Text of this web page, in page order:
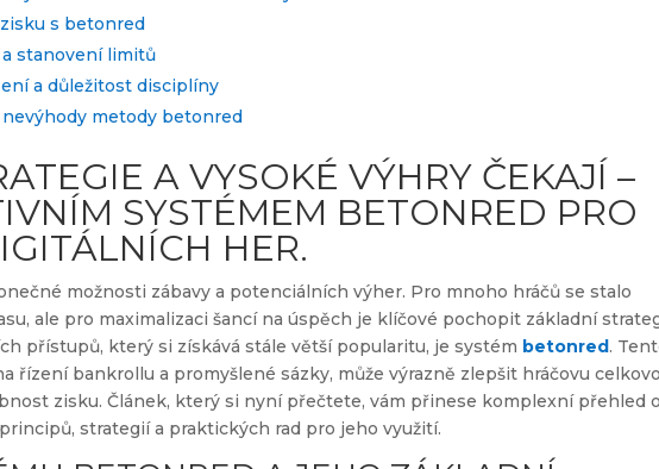
s betonred
stanovení limitů
a důležitost disciplíny
metody betonred
A VYSOKÉ VÝHRY ČEKAJÍ –
SYSTÉMEM BETONRED PRO
HER.
možnosti zábavy a potenciálních výher. Pro mnoho hráčů se stalo
ale pro maximalizaci šancí na úspěch je klíčové pochopit základní
přístupů, který si získává stále větší popularitu, je systém betonred.
řízení bankrollu a promyšlené sázky, může výrazně zlepšit hráčovu
zisku. Článek, který si nyní přečtete, vám přinese komplexní přehled o
strategií a praktických rad pro jeho využití.